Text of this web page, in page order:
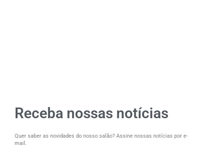
Receba nossas notícias
Quer saber as novidades do nosso salão? Assine nossas notícias por e-
mail.